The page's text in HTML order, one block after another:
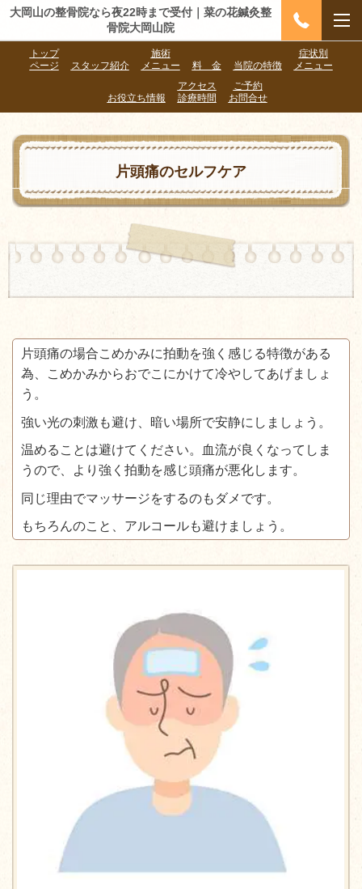
大岡山の整骨院なら夜22時まで受付｜菜の花鍼灸整
骨院大岡山院
トップ
ページ
スタッフ紹介
施術
メニュー
料 金 当院の特徴
症状別
メニュー
お役立ち情報
アクセス
診療時間
ご予約
お問合せ
片頭痛のセルフケア
片頭痛の場合こめかみに拍動を強く感じる特徴がある
為、こめかみからおでこにかけて冷やしてあげましょ
う。
強い光の刺激も避け、暗い場所で安静にしましょう。
温めることは避けてください。血流が良くなってしま
うので、より強く拍動を感じ頭痛が悪化します。
同じ理由でマッサージをするのもダメです。
もちろんのこと、アルコールも避けましょう。